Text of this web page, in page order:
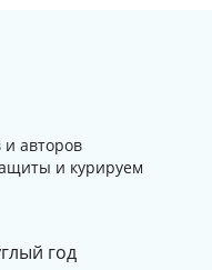
авторов
и курируем
год